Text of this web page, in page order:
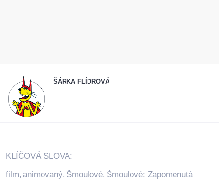
ŠÁRKA FLÍDROVÁ
KLÍČOVÁ SLOVA:
film, animovaný, Šmoulové, Šmoulové: Zapomenutá